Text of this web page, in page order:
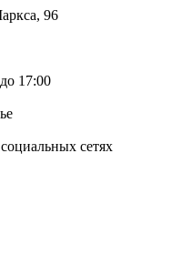
96
17:00
сетях